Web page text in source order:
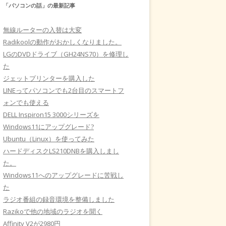
「パソコンの話」の最新記事
無線ルーターの入替は大変
Radikoolの動作がおかしくなりました。
LGのDVDドライブ（GH24NS70）を修理し
た
ジェットプリンターを購入した
LINEってパソコンでも2台目のスマートフ
ォンでも使える
DELL Inspiron15 3000シリーズを
Windows11にアップグレード?
Ubuntu（Linux）を使ってみた
ハードディスクLS210DNBを購入しまし
た。
Windows11へのアップグレードに苦戦し
た
ラジオ番組の録音環境を整備しました
Razikoで他の地域のラジオを聞く
Affinity V2が2980円